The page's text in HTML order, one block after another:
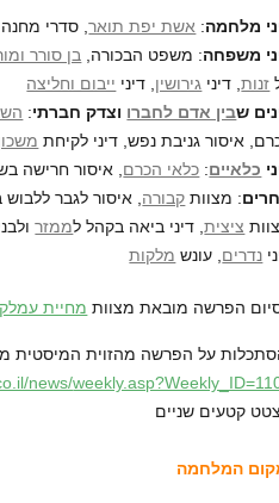
מלחמה: אשת יפת תואר, סדרי
משפחה: משפט הבכורה, בן סורר
זנות, דיני גירושין , דיני ייבום וחליצה
שבין אדם לחברו וצדק חברתי:
איסור גניבת נפש, דיני לקיחת
כלאיים: כלאי הכרם , איסור חרישה
: מצוות קבורה , איסור לגבר
ציצית, דיני ביאה בקהל לממזר
נדרים , עונש מלקות
הפרשה מובאת מצוות מחיית עמלק
על הפרשה מהזוית המיסטית
news/
קטעים שניים
המלחמה